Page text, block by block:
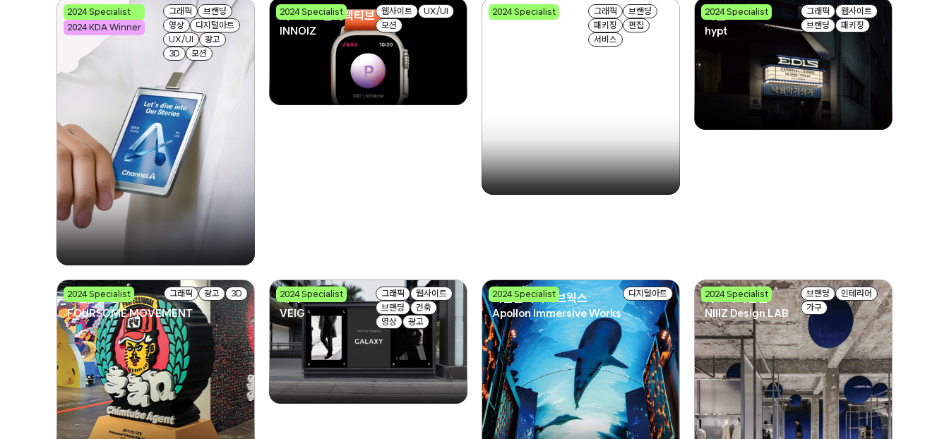
2024 Specialist
2024 KDA Winner
플러스엑스
Plus X
그래픽
브랜딩
영상
디지털아트
UX/UI
광고
3D
모션
2024 Specialist
이노이즈인터랙티브
INNOIZ
웹사이트
UX/UI
모션
2024 Specialist
더브레드앤버터 그래픽
브랜딩
패키징
편집
서비스
2024 Specialist
하잎트
hypt
그래픽
웹사이트
브랜딩
패키징
2024 Specialist
포썸무브먼트
FOURSOME MOVEMENT
그래픽 광고 3D 2024 Specialist
베이그
VEIG
그래픽
웹사이트
브랜딩
건축
영상
광고
2024 Specialist
아폴론이머시브웍스
Apollon Immersive Works
디지털아트 2024 Specialist
니즈디자인랩
NIIIZ Design LAB
브랜딩
인테리어
가구